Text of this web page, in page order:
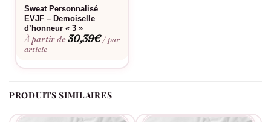
Sweat Personnalisé
EVJF – Demoiselle
d’honneur « 3 »
À partir de30,39€ / par
article
PRODUITS SIMILAIRES